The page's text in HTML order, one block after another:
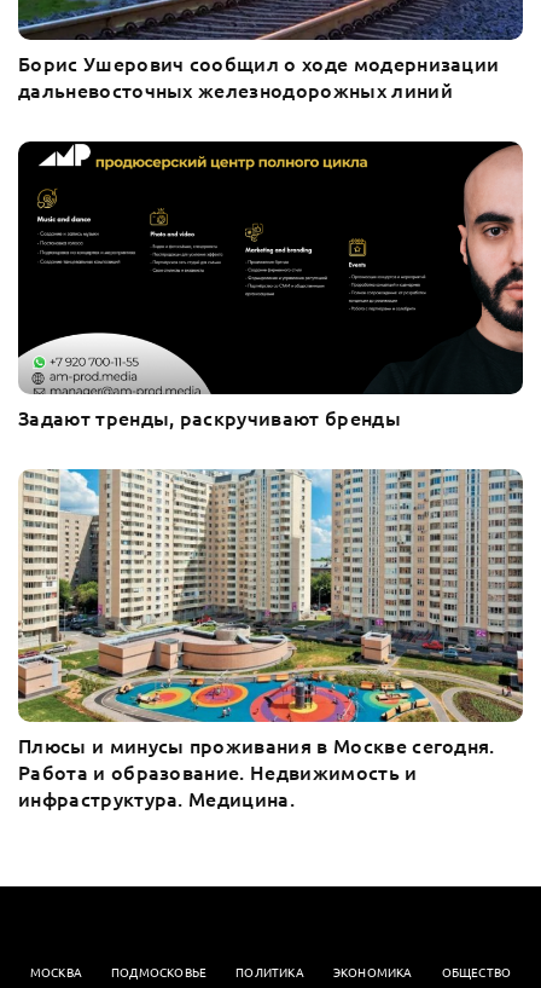
Борис Ушерович сообщил о ходе модернизации
дальневосточных железнодорожных линий
Задают тренды, раскручивают бренды
Плюсы и минусы проживания в Москве сегодня.
Работа и образование. Недвижимость и
инфраструктура. Медицина.
МОСКВА ПОДМОСКОВЬЕ ПОЛИТИКА ЭКОНОМИКА OБЩЕСТВО